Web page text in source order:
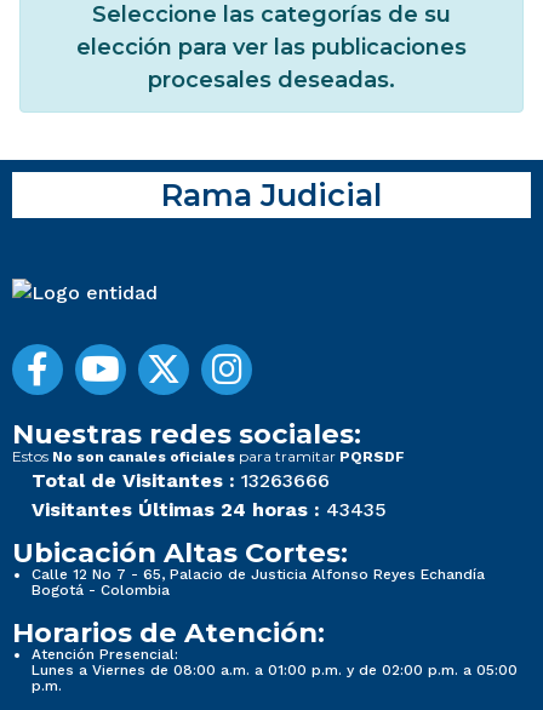
Seleccione las categorías de su
elección para ver las publicaciones
procesales deseadas.
Rama Judicial
Nuestras redes sociales:
Estos No son canales oficiales para tramitar PQRSDF
Total de Visitantes : 13263666
Visitantes Últimas 24 horas : 43435
Ubicación Altas Cortes:
Calle 12 No 7 - 65, Palacio de Justicia Alfonso Reyes Echandía
Bogotá - Colombia
Horarios de Atención:
Atención Presencial:
Lunes a Viernes de 08:00 a.m. a 01:00 p.m. y de 02:00 p.m. a 05:00
p.m.